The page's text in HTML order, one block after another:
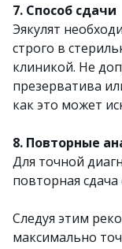
7. Способ сдачи
Эякулят
строго в
клиникой. Не
презерватива
как это может
8. Повторные
Для точной
повторная
Следуя этим
максимально